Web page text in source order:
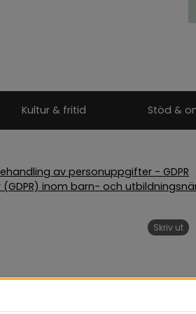
Kultur & fritid Stöd &
av personuppgifter - GDPR
inom barn- och
Skriv ut